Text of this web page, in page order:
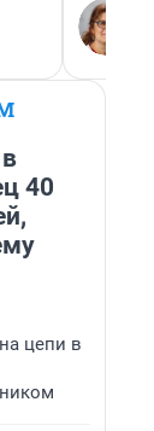
40
цепи в